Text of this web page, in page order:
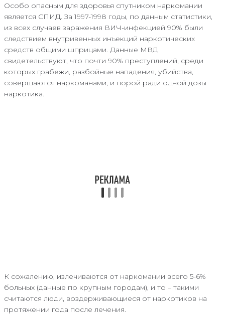
Особо опасным для здоровья спутником наркомании
является СПИД. За 1997-1998 годы, по данным статистики,
из всех случаев заражения ВИЧ-инфекцией 90% были
следствием внутривенных инъекций наркотических
средств общими шприцами. Данные МВД
свидетельствуют, что почти 90% преступлений, среди
которых грабежи, разбойные нападения, убийства,
совершаются наркоманами, и порой ради одной дозы
наркотика.
К сожалению, излечиваются от наркомании всего 5-6%
больных (данные по крупным городам), и то – такими
считаются люди, воздерживающиеся от наркотиков на
протяжении года после лечения.